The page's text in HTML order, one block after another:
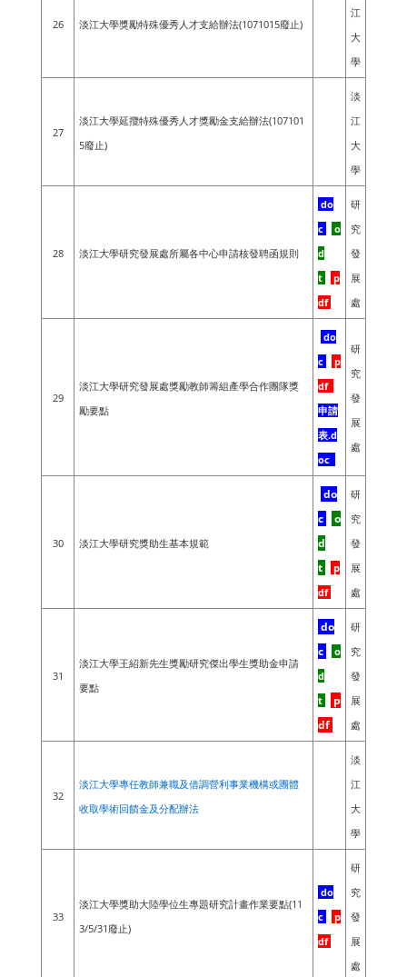
26 淡江大學獎勵特殊優秀人才支給辦法(1071015廢止)
江
大
學
27
淡江大學延攬特殊優秀人才獎勵金支給辦法(107101
5廢止)
淡
江
大
學
28 淡江大學研究發展處所屬各中心申請核發聘函規則
do
c
o
d
t
p
df
研
究
發
展
處
29
淡江大學研究發展處獎勵教師籌組產學合作團隊獎
勵要點
do
c
p
df
申請
表.d
oc
研
究
發
展
處
30 淡江大學研究獎助生基本規範
do
c
o
d
t
p
df
研
究
發
展
處
31
淡江大學王紹新先生獎勵研究傑出學生獎助金申請
要點
do
c
o
d
t
p
df
研
究
發
展
處
32
淡江大學專任教師兼職及借調營利事業機構或團體
收取學術回饋金及分配辦法
淡
江
大
學
33
淡江大學獎助大陸學位生專題研究計畫作業要點(11
3/5/31廢止)
do
c
p
df
研
究
發
展
處